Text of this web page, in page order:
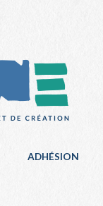
ADHÉSION